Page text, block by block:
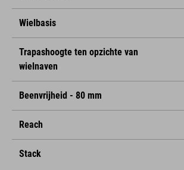
Wielbasis
Trapashoogte ten opzichte van
wielnaven
Beenvrijheid - 80 mm
Reach
Stack